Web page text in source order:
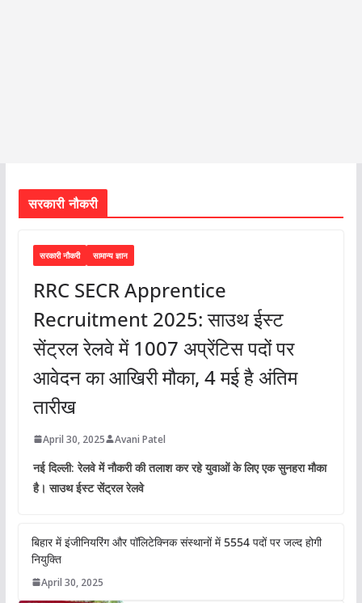
सरकारी नौकरी
सरकारी नौकरी सामान्य ज्ञान
RRC SECR Apprentice
Recruitment 2025: साउथ ईस्ट
सेंट्रल रेलवे में 1007 अप्रेंटिस पदों पर
आवेदन का आखिरी मौका, 4 मई है अंतिम
तारीख
April 30, 2025 Avani Patel
नई दिल्ली: रेलवे में नौकरी की तलाश कर रहे युवाओं के लिए एक सुनहरा मौका
है। साउथ ईस्ट सेंट्रल रेलवे
बिहार में इंजीनियरिंग और पॉलिटेक्निक संस्थानों में 5554 पदों पर जल्द होगी
नियुक्ति
April 30, 2025